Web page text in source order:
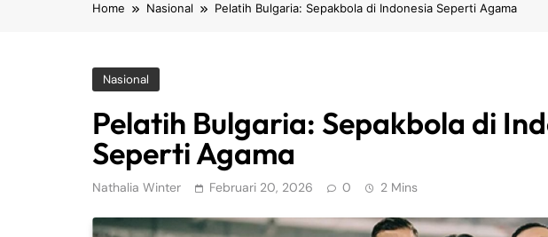
Home Nasional Pelatih Bulgaria: Sepakbola di Indonesia Seperti Agama
Nasional
Pelatih Bulgaria: Sepakbola di
Seperti Agama
Nathalia Winter Februari 20, 2026 0 2 Mins